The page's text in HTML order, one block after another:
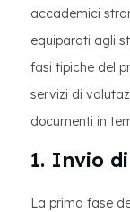
accademici
equiparati agli
fasi tipiche del
servizi di
documenti in
1. Invio
La prima fase